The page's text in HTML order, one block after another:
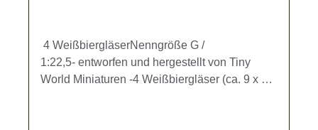
4 WeißbiergläserNenngröße G /
1:22,5- entworfen und hergestellt von Tiny
World Miniaturen -4 Weißbiergläser (ca. 9 x 3,5